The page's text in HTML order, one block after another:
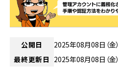
公開日
2025年08月08日（金）
最終更新日 2025年08月08日（金）